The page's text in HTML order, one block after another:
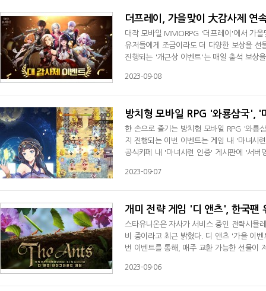
더프레이, 가을맞이 大감사제 연
대작 모바일 MMORPG '더프레이'에서 가을
유저들에게 조금이라도 더 다양한 보상을
진행되는 '개근상 이벤트'는 매일 출석 보상
상 이벤트 참가자에게는 매일매일 색다르고
2023-09-08
방치형 모바일 RPG '와룡삼국', '
한 손으로 즐기는 방치형 모바일 RPG '와룡
지 진행되는 이번 이벤트는 게임 내 '마녀시
공식카페 내 '마녀시련 인증' 게시판에 '서버
정이다. 또한 총 6명을 추첨해 '마희령, 장성
2023-09-07
개미 전략 게임 '디 앤츠', 한국팬
스타유니온은 자사가 서비스 중인 전략시뮬
비 중이라고 최근 밝혔다. 디 앤츠 '가을 이
번 이벤트를 통해, 매주 교환 가능한 선물이
을 이벤트를 준비한 ‘디앤츠’ 서비스 담당자
2023-09-06